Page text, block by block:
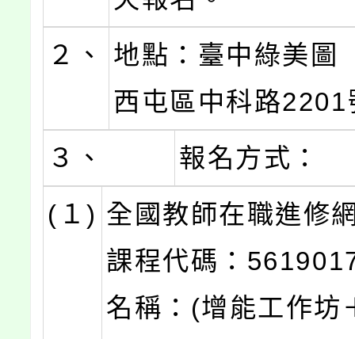
２、
地點：臺中綠美圖
西屯區中科路
３、
報名方式：
(１) 全國教師在職進修
課程代碼：
名稱：(增能工作坊